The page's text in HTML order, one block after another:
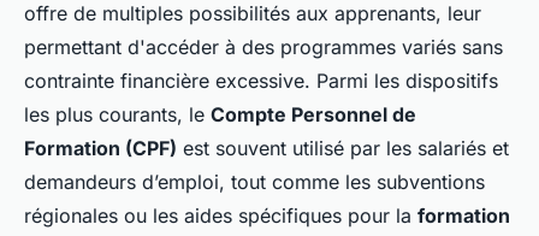
offre de multiples possibilités aux apprenants, leur
permettant d'accéder à des programmes variés sans
contrainte financière excessive. Parmi les dispositifs
les plus courants, le Compte Personnel de
Formation (CPF) est souvent utilisé par les salariés et
demandeurs d’emploi, tout comme les subventions
régionales ou les aides spécifiques pour la formation